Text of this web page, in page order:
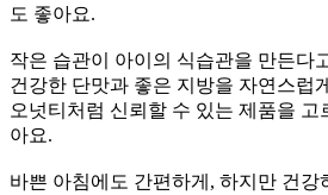
도 좋아요.
작은 습관이 아이의 식습관을 만든다
건강한 단맛과 좋은 지방을 자연스럽
오넛티처럼 신뢰할 수 있는 제품을 고
아요.
바쁜 아침에도 간편하게, 하지만 건강